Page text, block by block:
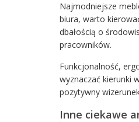
Najmodniejsze
biura, warto
dbałością o
pracowników.
Funkcjonalność,
wyznaczać kierunki
pozytywny
Inne ciekawe